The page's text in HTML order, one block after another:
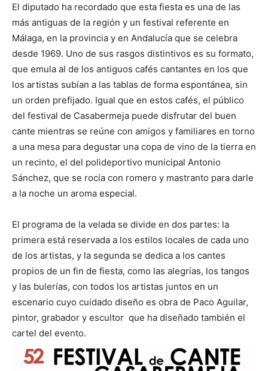
El diputado ha recordado que esta fiesta es una de las
más antiguas de la región y un festival referente en
Málaga, en la provincia y en Andalucía que se celebra
desde 1969. Uno de sus rasgos distintivos es su formato,
que emula al de los antiguos cafés cantantes en los que
los artistas subían a las tablas de forma espontánea, sin
un orden prefijado. Igual que en estos cafés, el público
del festival de Casabermeja puede disfrutar del buen
cante mientras se reúne con amigos y familiares en torno
a una mesa para degustar una copa de vino de la tierra en
un recinto, el del polideportivo municipal Antonio
Sánchez, que se rocía con romero y mastranto para darle
a la noche un aroma especial.
El programa de la velada se divide en dos partes: la
primera está reservada a los estilos locales de cada uno
de los artistas, y la segunda se dedica a los cantes
propios de un fin de fiesta, como las alegrías, los tangos
y las bulerías, con todos los artistas juntos en un
escenario cuyo cuidado diseño es obra de Paco Aguilar,
pintor, grabador y escultor que ha diseñado también el
cartel del evento.